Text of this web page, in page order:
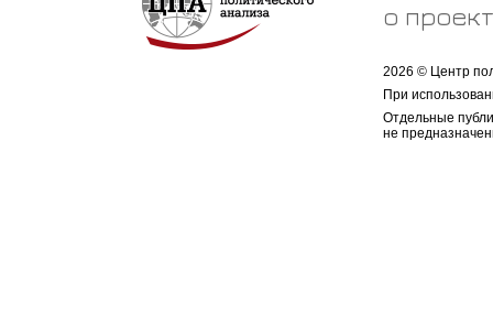
о
2026 © Центр
При
Отдельные
не